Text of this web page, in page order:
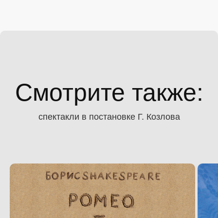
этот раз пришла без букета, хотелось
подарить цветы просто всем)) Спектакль
выглядит очень свежо, по-новому при том, что
текст старинный и давным-давно всем
невозможно отвести глаз от всех этих трюков,
танцев; актеры просто летают по сцене.
Спасибо вам за такой волшебный вечер,
обязательно еще вернусь к вам в театр (на
этот раз с букетом))!
Смотрите также:
спектакли в постановке Г. Козлова